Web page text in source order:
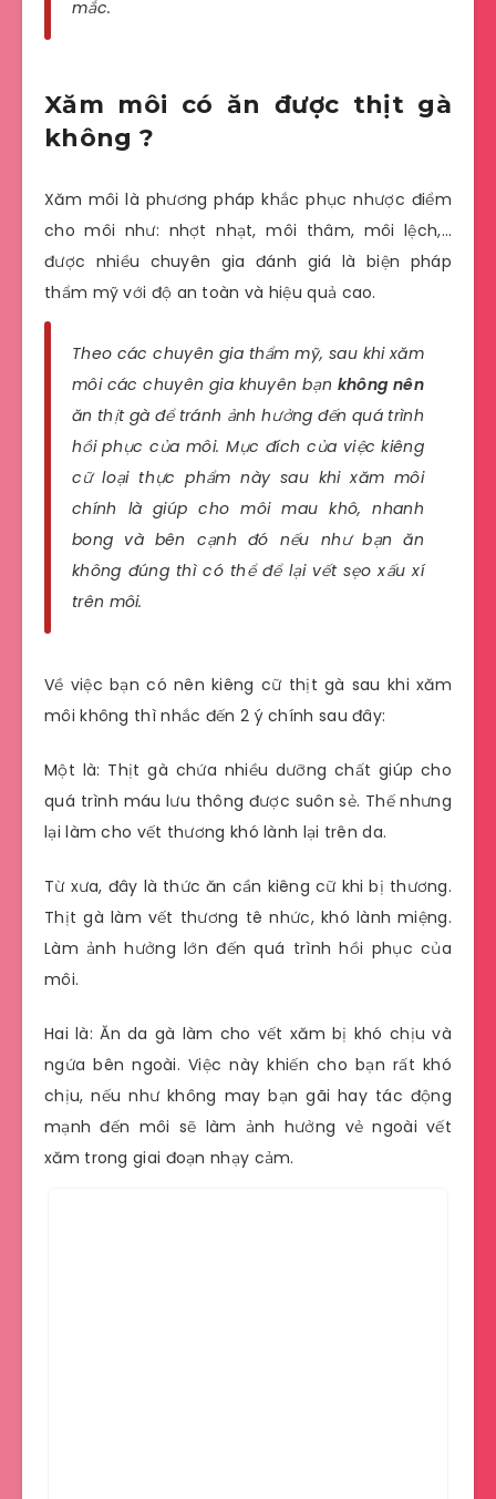
mắc.
Xăm môi có ăn được thịt gà
không ?
Xăm môi là phương pháp khắc phục nhược điểm
cho môi như: nhợt nhạt, môi thâm, môi lệch,…
được nhiều chuyên gia đánh giá là biện pháp
thẩm mỹ với độ an toàn và hiệu quả cao.
Theo các chuyên gia thẩm mỹ, sau khi xăm
môi các chuyên gia khuyên bạn không nên
ăn thịt gà để tránh ảnh hưởng đến quá trình
hồi phục của môi. Mục đích của việc kiêng
cữ loại thực phẩm này sau khi xăm môi
chính là giúp cho môi mau khô, nhanh
bong và bên cạnh đó nếu như bạn ăn
không đúng thì có thể để lại vết sẹo xấu xí
trên môi.
Về việc bạn có nên kiêng cữ thịt gà sau khi xăm
môi không thì nhắc đến 2 ý chính sau đây:
Một là: Thịt gà chứa nhiều dưỡng chất giúp cho
quá trình máu lưu thông được suôn sẻ. Thế nhưng
lại làm cho vết thương khó lành lại trên da.
Từ xưa, đây là thức ăn cần kiêng cữ khi bị thương.
Thịt gà làm vết thương tê nhức, khó lành miệng.
Làm ảnh hưởng lớn đến quá trình hồi phục của
môi.
Hai là: Ăn da gà làm cho vết xăm bị khó chịu và
ngứa bên ngoài. Việc này khiến cho bạn rất khó
chịu, nếu như không may bạn gãi hay tác động
mạnh đến môi sẽ làm ảnh hưởng vẻ ngoài vết
xăm trong giai đoạn nhạy cảm.